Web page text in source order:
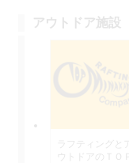
アウトドア施設
ラフティングとア
ウトドアのＴＯＰ